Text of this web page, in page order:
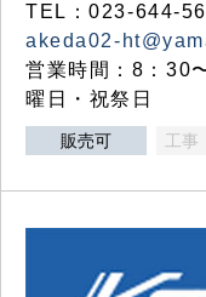
TEL：023-644-
akeda02-
営業時間：8：30
曜日・祝祭日
販売可 工事